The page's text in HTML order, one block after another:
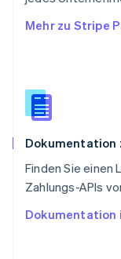
Mehr zu Stripe
Dokumentation
Finden Sie einen
Zahlungs-APIs
Dokumentation
Slowenien
English
Spanien
Thailand
English
English